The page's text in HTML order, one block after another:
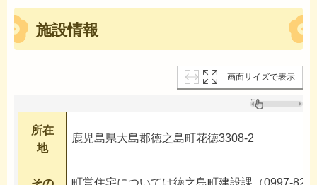
施設情報
画面サイズで表示
所在
地
鹿児島県大島郡徳之島町花徳3308-2